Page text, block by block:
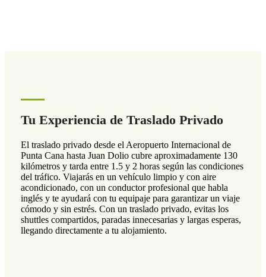
Tu Experiencia de Traslado Privado
El traslado privado desde el Aeropuerto Internacional de
Punta Cana hasta Juan Dolio cubre aproximadamente 130
kilómetros y tarda entre 1.5 y 2 horas según las condiciones
del tráfico. Viajarás en un vehículo limpio y con aire
acondicionado, con un conductor profesional que habla
inglés y te ayudará con tu equipaje para garantizar un viaje
cómodo y sin estrés. Con un traslado privado, evitas los
shuttles compartidos, paradas innecesarias y largas esperas,
llegando directamente a tu alojamiento.